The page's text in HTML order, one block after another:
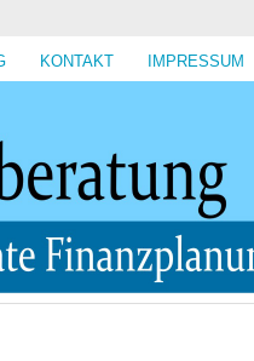
KONTAKT IMPRESSUM